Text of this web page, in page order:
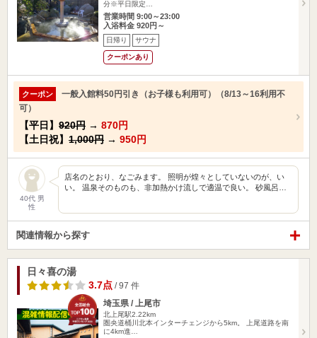
分※平日限定…
営業時間 9:00～23:00
入浴料金 920円～
日帰り サウナ
クーポンあり
クーポン
一般入館料50円引き（お子様も利用可）（8/13～16利用不
可）
【平日】 920円 → 870円
【土日祝】 1,000円 → 950円
40代 男
性
店名のとおり、なごみます。 照明が煌々としていないのが、い
い。 温泉そのものも、非加熱かけ流しで適温で良い。 砂風呂…
関連情報から探す
日々喜の湯
3.7点 / 97 件
埼玉県 / 上尾市
北上尾駅2.22km
圏央道桶川北本インターチェンジから5km。 上尾道路を南
に4km進…